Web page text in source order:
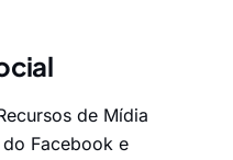
de Mídia
Facebook e